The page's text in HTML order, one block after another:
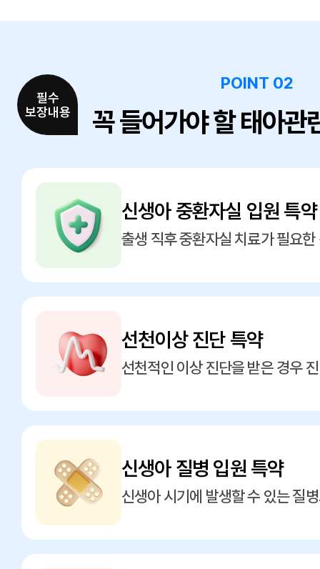
필수
보장내용
POINT 02
꼭 들어가야 할 태아관
신생아 중환자실 입원 특약
출생 직후 중환자실 치료가 필요
선천이상 진단 특약
선천적인 이상 진단을 받은 경우
신생아 질병 입원 특약
신생아 시기에 발생할 수 있는 질